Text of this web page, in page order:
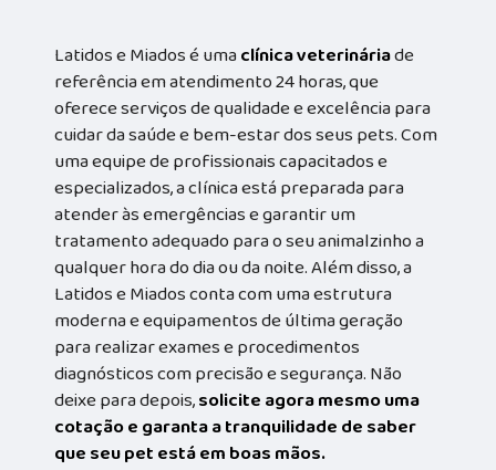
Latidos e Miados é umaclínica veterináriade
referência em atendimento 24 horas, que
oferece serviços de qualidade e excelência para
cuidar da saúde e bem-estar dos seus pets. Com
uma equipe de profissionais capacitados e
especializados, a clínica está preparada para
atender às emergências e garantir um
tratamento adequado para o seu animalzinho a
qualquer hora do dia ou da noite. Além disso, a
Latidos e Miados conta com uma estrutura
moderna e equipamentos de última geração
para realizar exames e procedimentos
diagnósticos com precisão e segurança. Não
deixe para depois,solicite agora mesmo uma
cotação e garanta a tranquilidade de saber
que seu pet está em boas mãos.